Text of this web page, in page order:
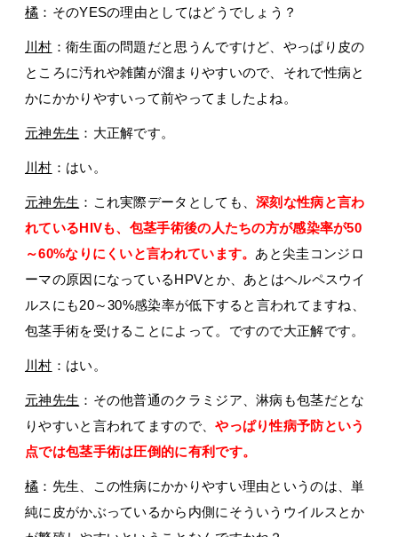
橘 ：そのYESの理由としてはどうでしょう？
川村 ：衛生面の問題だと思うんですけど、やっぱり皮の
ところに汚れや雑菌が溜まりやすいので、それで性病と
かにかかりやすいって前やってましたよね。
元神先生 ：大正解です。
川村 ：はい。
元神先生 ：これ実際データとしても、深刻な性病と言わ
れているHIVも、包茎手術後の人たちの方が感染率が50
～60%なりにくいと言われています。 あと尖圭コンジロ
ーマの原因になっているHPVとか、あとはヘルペスウイ
ルスにも20～30%感染率が低下すると言われてますね、
包茎手術を受けることによって。ですので大正解です。
川村 ：はい。
元神先生 ：その他普通のクラミジア、淋病も包茎だとな
りやすいと言われてますので、やっぱり性病予防という
点では包茎手術は圧倒的に有利です。
橘 ：先生、この性病にかかりやすい理由というのは、単
純に皮がかぶっているから内側にそういうウイルスとか